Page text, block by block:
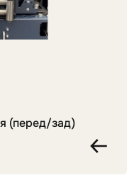
(перед/зад)